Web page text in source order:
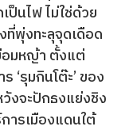
นไฟ ไม่ใช่ด้วย
พุ่งทะลุจุดเดือด
อมหญ้า ตั้งแต่
‘รุมกินโต๊ะ’ ของ
งจะปักธงแย่งชิง
ารเมืองแดนใต้